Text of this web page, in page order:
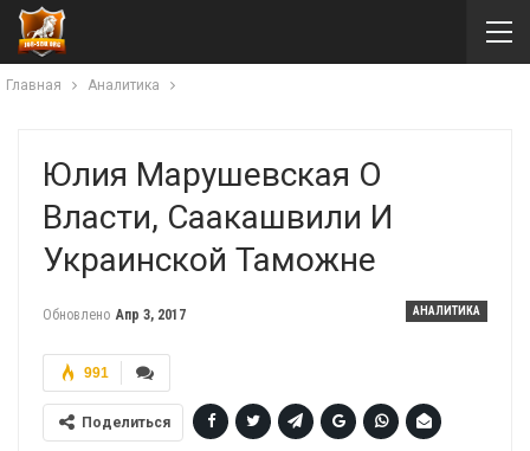
Главная Аналитика
Юлия Марушевская О
Власти, Саакашвили И
Украинской Таможне
АНАЛИТИКА
Обновлено Апр 3, 2017
991
Поделиться